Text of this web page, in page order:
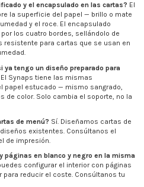
y el encapsulado en las cartas? El
la superficie del papel — brillo o mate
y el roce. El encapsulado
los cuatro bordes, sellándolo de
resistente para cartas que se usan en
ya tengo un diseño preparado para
Synaps tiene las mismas
papel estucado — mismo sangrado,
de color. Solo cambia el soporte, no la
de menú? Sí. Diseñamos cartas de
existentes. Consúltanos el
de impresión.
páginas en blanco y negro en la misma
configurar el interior con páginas
para reducir el coste. Consúltanos tu